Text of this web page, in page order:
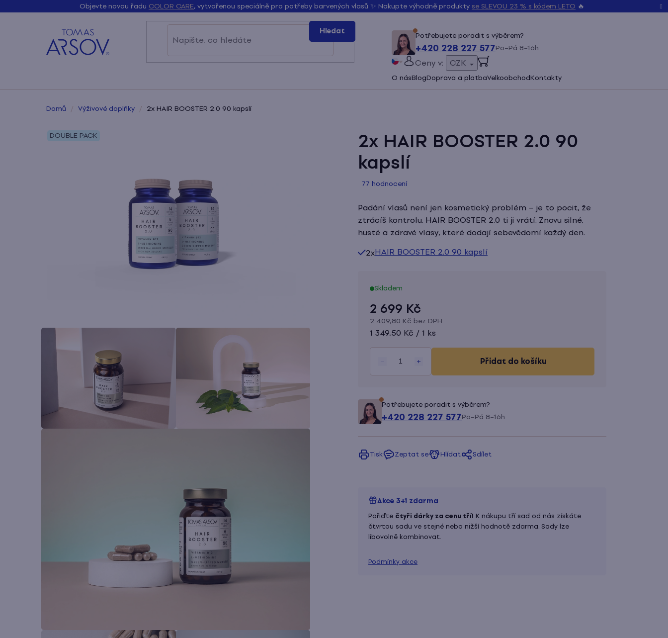
na
Objevte novou řadu COLOR CARE, vytvořenou speciálně pro potřeby barvených vlasů ✨ Nakupte výhodně produkty se SLEVOU 23 % s kódem LETO 🔥
Potřebujete poradit s výběrem?
+420 228 227 577Po–Pá 8–16h
Slovenčina
Bŭlgarski
PŘIHLÁŠENÍ
Ceny v: CZK
O násBlogDoprava a platbaVelkoobchodKontakty
Hledat
Domů / Výživové doplňky / 2x HAIR BOOSTER 2.0 90 kapslí
DOUBLE PACK
2x HAIR BOOSTER 2.0 90
kapslí
Průměrné
produktu
je
4,9
5
77 hodnocení
Padání vlasů není jen kosmetický problém – je to pocit, že
ztrácíš kontrolu. HAIR BOOSTER 2.0 ti ji vrátí. Znovu silné,
husté a zdravé vlasy, které dodají sebevědomí každý den.
2xHAIR BOOSTER 2.0 90 kapslí
2 699 Kč
2 409,80 Kč bez DPH
Měrná
cena:
1 349,50 Kč / 1 ks
Skladem
do košíku
Potřebujete poradit s výběrem?
+420 228 227 577Po–Pá 8–16h
Tisk Zeptat se Hlídat Sdílet
Akce 3+1 zdarma
Pořiďte čtyři dárky za cenu tří! K nákupu tří sad od nás získáte
čtvrtou sadu ve stejné nebo nižší hodnotě zdarma. Sady lze
libovolně kombinovat.
Podmínky akce
K
do
do